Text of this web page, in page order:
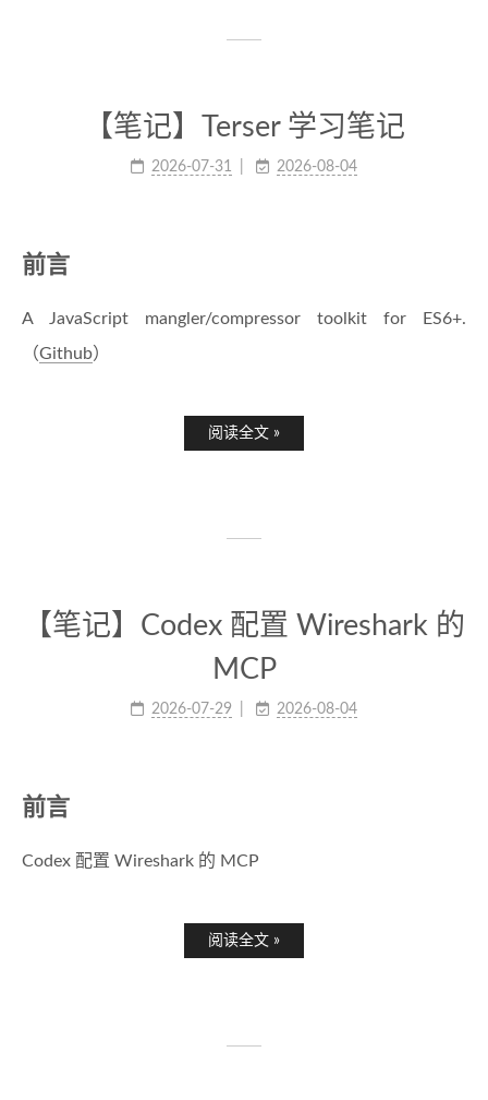
【笔记】Terser 学习笔记
2026-07-31 2026-08-04
前言
A JavaScript mangler/compressor toolkit for ES6+.
（Github）
阅读全文 »
【笔记】Codex 配置 Wireshark 的
MCP
2026-07-29 2026-08-04
前言
Codex 配置 Wireshark 的 MCP
阅读全文 »